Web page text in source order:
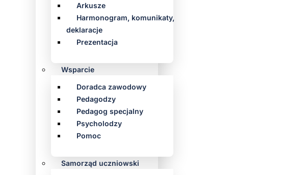
Arkusze
Harmonogram, komunikaty,
deklaracje
Prezentacja
Wsparcie
Doradca zawodowy
Pedagodzy
Pedagog specjalny
Psycholodzy
Pomoc
Samorząd uczniowski